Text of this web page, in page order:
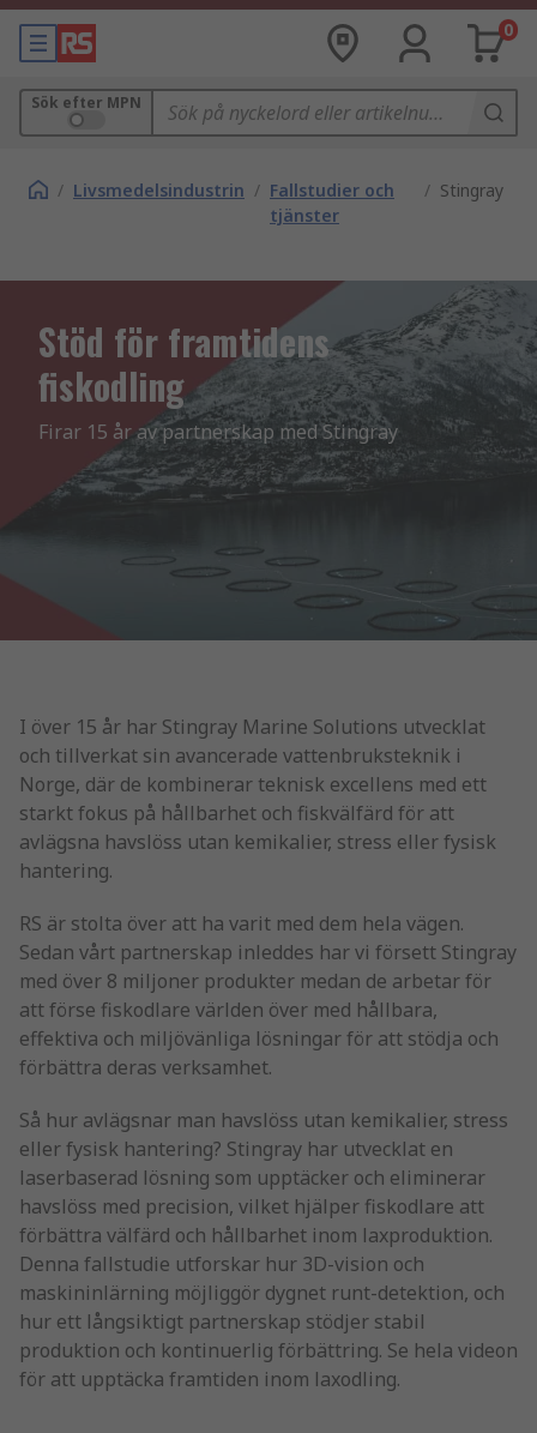
0
Sök efter MPN
/ Livsmedelsindustrin / Fallstudier och
tjänster
/ Stingray
Stöd för framtidens
fiskodling
Firar 15 år av partnerskap med Stingray
I över 15 år har Stingray Marine Solutions utvecklat
och tillverkat sin avancerade vattenbruksteknik i
Norge, där de kombinerar teknisk excellens med ett
starkt fokus på hållbarhet och fiskvälfärd för att
avlägsna havslöss utan kemikalier, stress eller fysisk
hantering.
RS är stolta över att ha varit med dem hela vägen.
Sedan vårt partnerskap inleddes har vi försett Stingray
med över 8 miljoner produkter medan de arbetar för
att förse fiskodlare världen över med hållbara,
effektiva och miljövänliga lösningar för att stödja och
förbättra deras verksamhet.
Så hur avlägsnar man havslöss utan kemikalier, stress
eller fysisk hantering? Stingray har utvecklat en
laserbaserad lösning som upptäcker och eliminerar
havslöss med precision, vilket hjälper fiskodlare att
förbättra välfärd och hållbarhet inom laxproduktion.
Denna fallstudie utforskar hur 3D-vision och
maskininlärning möjliggör dygnet runt-detektion, och
hur ett långsiktigt partnerskap stödjer stabil
produktion och kontinuerlig förbättring. Se hela videon
för att upptäcka framtiden inom laxodling.